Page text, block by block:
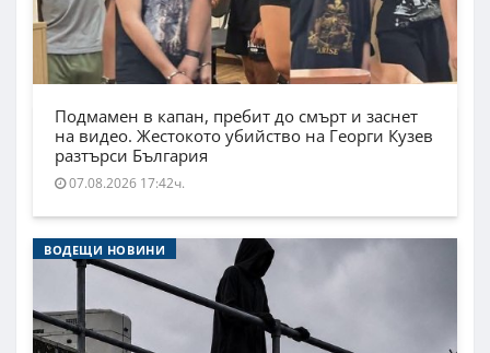
Подмамен в капан, пребит до смърт и заснет
на видео. Жестокото убийство на Георги Кузев
разтърси България
07.08.2026 17:42ч.
ВОДЕЩИ НОВИНИ